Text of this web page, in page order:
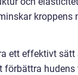
kroppens
ett effektivt
hudens